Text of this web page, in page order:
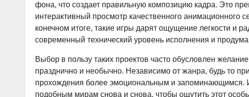
фона, что создает правильную композицию кадра. Это
интерактивный просмотр качественного анимационного
конечном итоге, такие игры дарят ощущение легкости и
современный технический уровень исполнения и
Выбор в пользу таких проектов часто обусловлен
празднично и необычно. Независимо от жанра, будь то
прохождения более эмоциональным и запоминающимся.
подобным мирам снова и снова, чтобы ощутить этот